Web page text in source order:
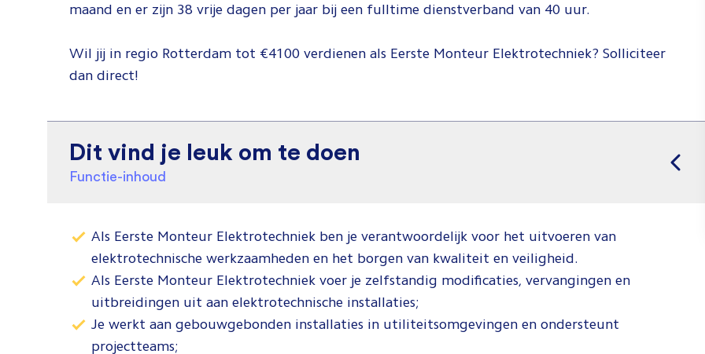
maand en er zijn 38 vrije dagen per jaar bij een fulltime dienstverband van 40 uur.
Wil jij in regio Rotterdam tot €4100 verdienen als Eerste Monteur Elektrotechniek? Solliciteer
dan direct!
Dit vind je leuk om te doen
Functie-inhoud
Als Eerste Monteur Elektrotechniek ben je verantwoordelijk voor het uitvoeren van
elektrotechnische werkzaamheden en het borgen van kwaliteit en veiligheid.
Als Eerste Monteur Elektrotechniek voer je zelfstandig modificaties, vervangingen en
uitbreidingen uit aan elektrotechnische installaties;
Je werkt aan gebouwgebonden installaties in utiliteitsomgevingen en ondersteunt
projectteams;